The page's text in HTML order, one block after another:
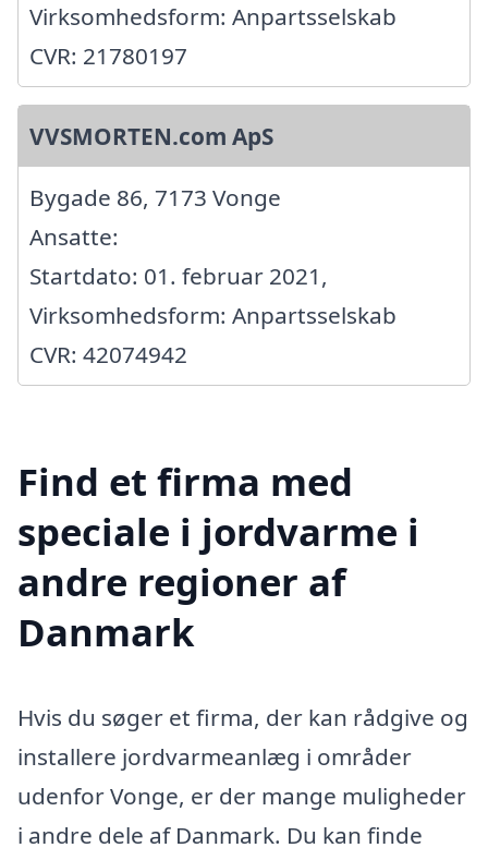
Virksomhedsform: Anpartsselskab
CVR: 21780197
VVSMORTEN.com ApS
Bygade 86, 7173 Vonge
Ansatte:
Startdato: 01. februar 2021,
Virksomhedsform: Anpartsselskab
CVR: 42074942
Find et firma med
speciale i jordvarme i
andre regioner af
Danmark
Hvis du søger et firma, der kan rådgive og
installere jordvarmeanlæg i områder
udenfor Vonge, er der mange muligheder
i andre dele af Danmark. Du kan finde